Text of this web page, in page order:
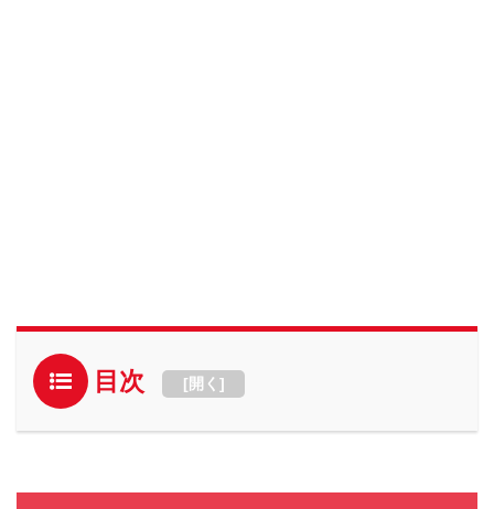
目次 [開く ]